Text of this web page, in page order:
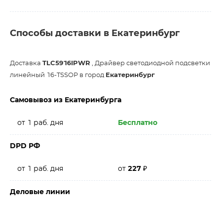
Способы доставки в Екатеринбург
Доставка TLC5916IPWR , Драйвер светодиодной подсветки
линейный 16-TSSOP в город Екатеринбург
Самовывоз из Екатеринбурга
от 1 раб. дня Бесплатно
DPD РФ
от 1 раб. дня от 227 ₽
Деловые линии